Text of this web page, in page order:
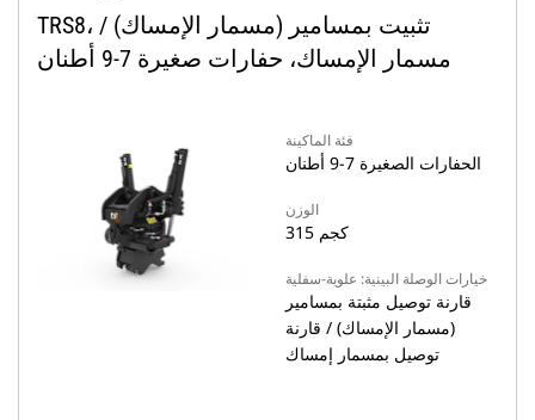
TRS8، تثبيت بمسامير (مسمار الإمساك) /
مسمار الإمساك، حفارات صغيرة 7-9 أطنان
فئة الماكينة
الحفارات الصغيرة 7-9 أطنان
الوزن
315 كجم
خيارات الوصلة البينية: علوية-سفلية
قارنة توصيل مثبتة بمسامير
(مسمار الإمساك) / قارنة
توصيل بمسمار إمساك